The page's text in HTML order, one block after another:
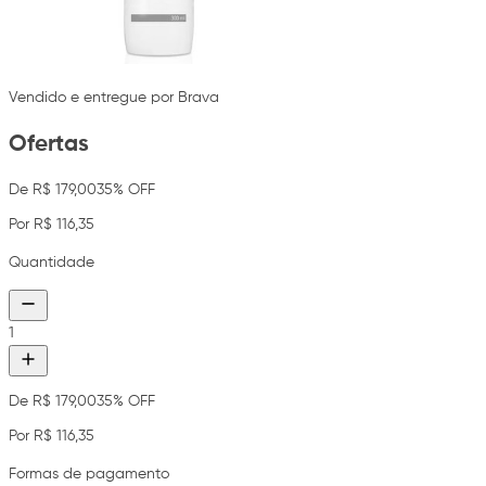
Vendido e entregue por Brava
Ofertas
De R$ 179,0035% OFF
Por R$ 116,35
Quantidade
1
De R$ 179,0035% OFF
Por R$ 116,35
Formas de pagamento